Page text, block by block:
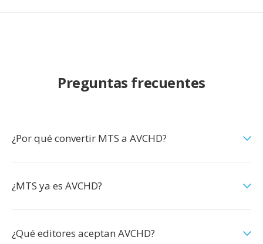
Preguntas frecuentes
¿Por qué convertir MTS a AVCHD?
¿MTS ya es AVCHD?
¿Qué editores aceptan AVCHD?